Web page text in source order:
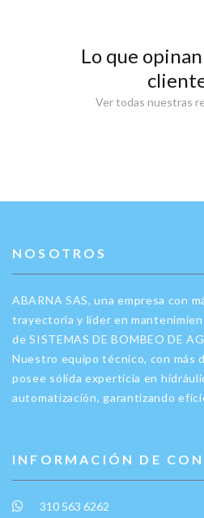
Lo que
Ver todas nuestras
NOSOTROS
ABARNA SAS, una empresa con
trayectoria y líder en
de SISTEMAS DE BOMBEO DE
Nuestro equipo técnico, con más
posee sólida experticia en
automatización, garantizando
INFORMACIÓN DE
310 563 6262